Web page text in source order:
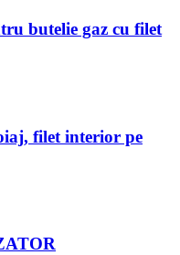
butelie gaz cu filet
filet interior pe